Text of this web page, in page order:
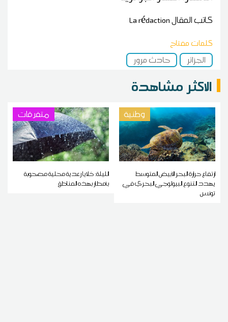
كاتب المقالLa rédaction
كلمات مفتاح
الجزائر
حادث مرور
الاكثر مشاهدة
وطنية
ارتفاع حرارة البحر الأبيض المتوسط
يهدد التنوع البيولوجي البحري في
تونس
متفرقات
الليلة: خلايا رعدية محلية مصحوبة
بأمطار بهذه المناطق